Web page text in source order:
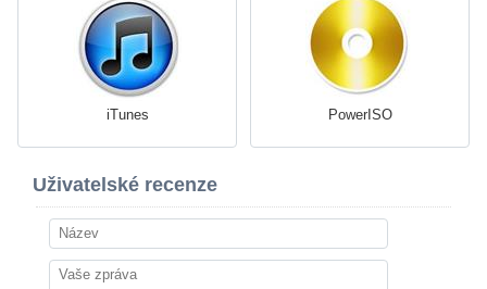
iTunes PowerISO
Uživatelské recenze